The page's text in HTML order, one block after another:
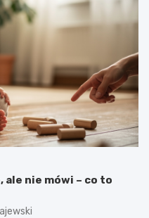
nie mówi – co to